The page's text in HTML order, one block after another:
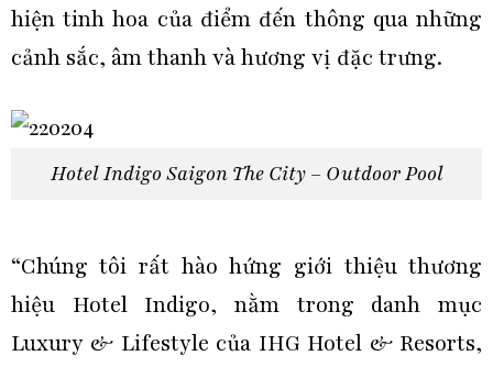
hiện tinh hoa của điểm đến thông qua những
cảnh sắc, âm thanh và hương vị đặc trưng.
Hotel Indigo Saigon The City – Outdoor Pool
“Chúng tôi rất hào hứng giới thiệu thương
hiệu Hotel Indigo, nằm trong danh mục
Luxury & Lifestyle của IHG Hotel & Resorts,